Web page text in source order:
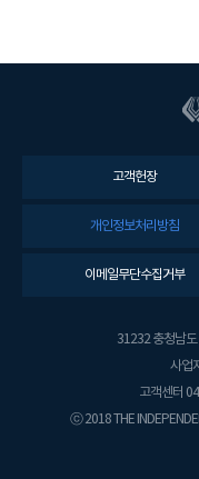
고객헌장
개인정보처리방침
이메일무단수집거부
31232 충청남
사업
고객센터
ⓒ 2018 THE